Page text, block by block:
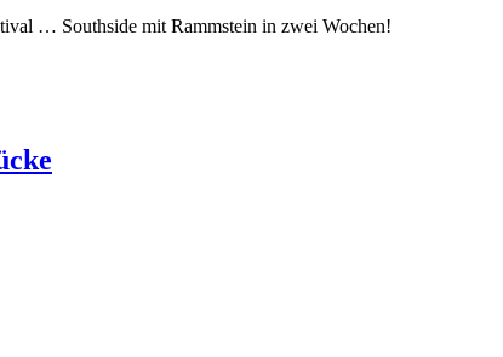
… Southside mit Rammstein in zwei Wochen!